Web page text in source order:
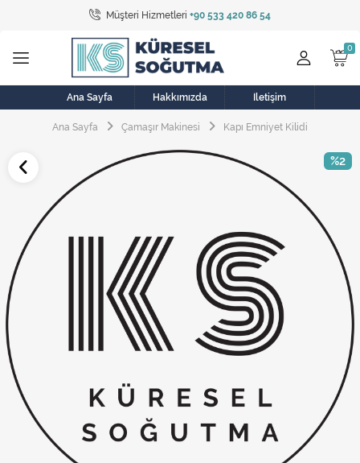
Müşteri Hizmetleri +90 533 420 86 54
Tüm Kategoriler
Bulaşık Makinesi
Buzdolabı
Çamaşır Kurutma Makinesi
Elektrikli Aksamlar
Elektrikli Süpürge
Fan
Fırın, Ocak ve Aspiratör
Klima
Kombi
Ana Sayfa Hakkımızda İletişim
Ana Sayfa Çamaşır Makinesi Kapı Emniyet Kilidi
%2